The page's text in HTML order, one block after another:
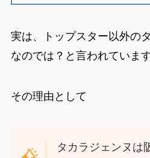
実は、トップスター以外の
なのでは？と言われています
その理由として
タカラジェンヌは